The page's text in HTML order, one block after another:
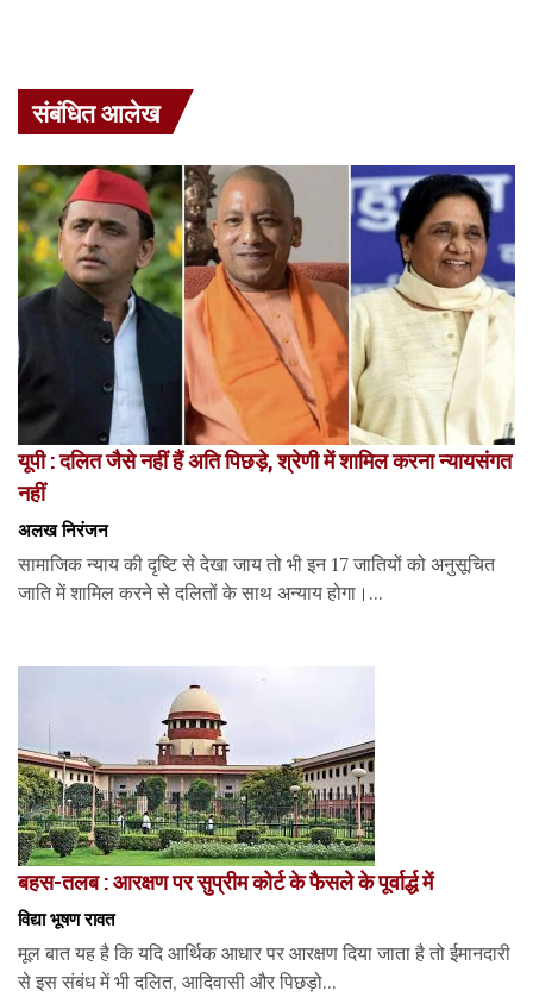
संबंधित आलेख
यूपी : दलित जैसे नहीं हैं अति पिछड़े, श्रेणी में शामिल करना न्यायसंगत
नहीं
अलख निरंजन
सामाजिक न्याय की दृष्टि से देखा जाय तो भी इन 17 जातियों को अनुसूचित
जाति में शामिल करने से दलितों के साथ अन्याय होगा।...
बहस-तलब : आरक्षण पर सुप्रीम कोर्ट के फैसले के पूर्वार्द्ध में
विद्या भूषण रावत
मूल बात यह है कि यदि आर्थिक आधार पर आरक्षण दिया जाता है तो ईमानदारी
से इस संबंध में भी दलित, आदिवासी और पिछड़ो...